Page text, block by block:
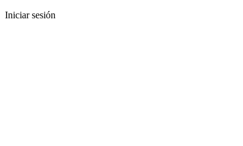
Iniciar sesión